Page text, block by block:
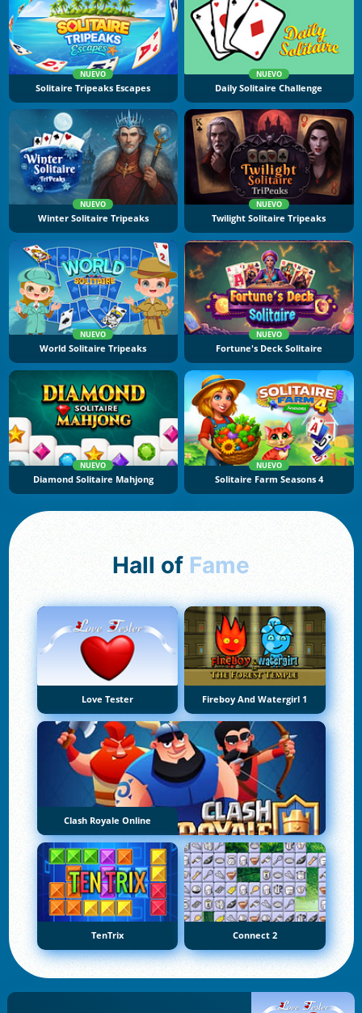
NUEVO
Solitaire Tripeaks Escapes
NUEVO
Daily Solitaire Challenge
NUEVO
Winter Solitaire Tripeaks
NUEVO
Twilight Solitaire Tripeaks
NUEVO
World Solitaire Tripeaks
NUEVO
Fortune's Deck Solitaire
NUEVO
Diamond Solitaire Mahjong
NUEVO
Solitaire Farm Seasons 4
Hall of Fame
Love Tester Fireboy And Watergirl 1
Clash Royale Online
TenTrix Connect 2